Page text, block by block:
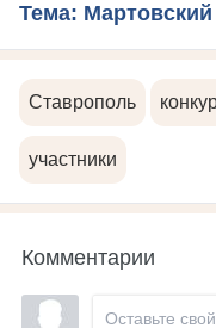
Тема: Мартовский
Ставрополь
участники
Комментарии